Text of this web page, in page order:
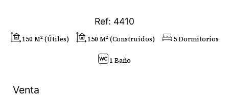
Ref: 4410
150 M² (útiles) 150 M² (construidos) 5 Dormitorios
1 Baño
Venta